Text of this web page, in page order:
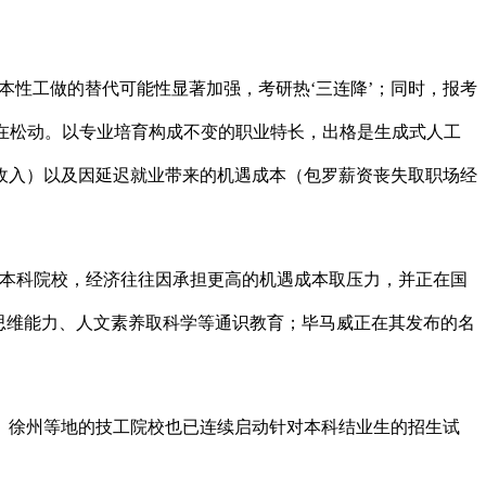
工做的替代可能性显著加强，考研热‘三连降’；同时，报考
动。以专业培育构成不变的职业特长，出格是生成式人工
）以及因延迟就业带来的机遇成本（包罗薪资丧失取职场经
院校，经济往往因承担更高的机遇成本取压力，并正在国
能力、人文素养取科学等通识教育；毕马威正在其发布的名
州等地的技工院校也已连续启动针对本科结业生的招生试